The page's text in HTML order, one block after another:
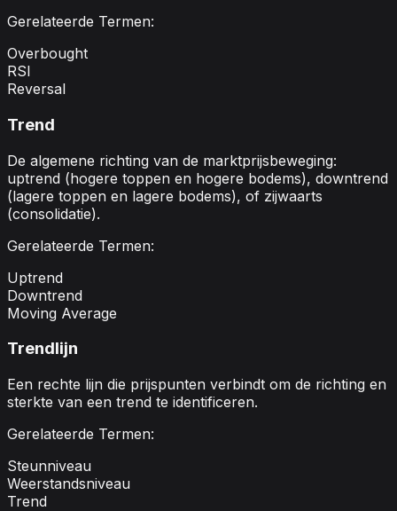
Gerelateerde Termen:
Overbought
RSI
Reversal
Trend
De algemene richting van de marktprijsbeweging:
uptrend (hogere toppen en hogere bodems), downtrend
(lagere toppen en lagere bodems), of zijwaarts
(consolidatie).
Gerelateerde Termen:
Uptrend
Downtrend
Moving Average
Trendlijn
Een rechte lijn die prijspunten verbindt om de richting en
sterkte van een trend te identificeren.
Gerelateerde Termen:
Steunniveau
Weerstandsniveau
Trend